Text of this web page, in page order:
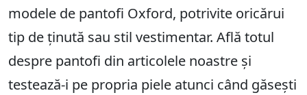
modele de pantofi Oxford, potrivite oricărui
tip de ținută sau stil vestimentar. Află totul
despre pantofi din articolele noastre și
testează-i pe propria piele atunci când găsești